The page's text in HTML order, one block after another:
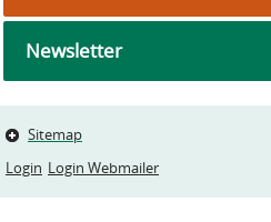
Newsletter
Sitemap
Login Login Webmailer